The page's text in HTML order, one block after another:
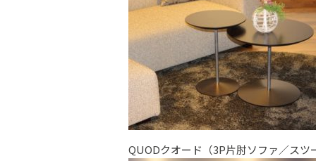
QUODクオード（3P片肘ソファ／スツ